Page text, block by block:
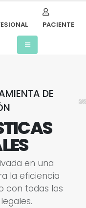
PACIENTE
DE
vada en una
a la eficiencia
con todas las
legales.